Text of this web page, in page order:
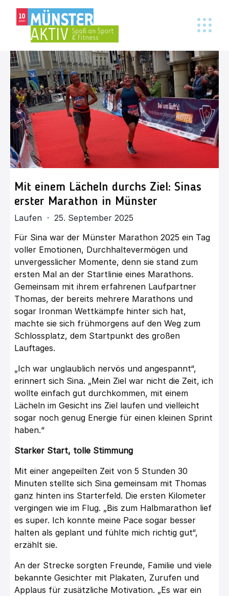
Mit einem Lächeln durchs Ziel: Sinas
erster Marathon in Münster
Laufen · 25. September 2025
Für Sina war der Münster Marathon 2025 ein Tag
voller Emotionen, Durchhaltevermögen und
unvergesslicher Momente, denn sie stand zum
ersten Mal an der Startlinie eines Marathons.
Gemeinsam mit ihrem erfahrenen Laufpartner
Thomas, der bereits mehrere Marathons und
sogar Ironman Wettkämpfe hinter sich hat,
machte sie sich frühmorgens auf den Weg zum
Schlossplatz, dem Startpunkt des großen
Lauftages.
„Ich war unglaublich nervös und angespannt“,
erinnert sich Sina. „Mein Ziel war nicht die Zeit, ich
wollte einfach gut durchkommen, mit einem
Lächeln im Gesicht ins Ziel laufen und vielleicht
sogar noch genug Energie für einen kleinen Sprint
haben.“
Starker Start, tolle Stimmung
Mit einer angepeilten Zeit von 5 Stunden 30
Minuten stellte sich Sina gemeinsam mit Thomas
ganz hinten ins Starterfeld. Die ersten Kilometer
vergingen wie im Flug. „Bis zum Halbmarathon lief
es super. Ich konnte meine Pace sogar besser
halten als geplant und fühlte mich richtig gut“,
erzählt sie.
An der Strecke sorgten Freunde, Familie und viele
bekannte Gesichter mit Plakaten, Zurufen und
Applaus für zusätzliche Motivation. „Es war ein